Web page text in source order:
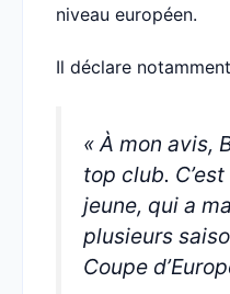
niveau européen.
Il déclare
« À mon avis,
top club.
jeune, qui a
plusieurs
Coupe